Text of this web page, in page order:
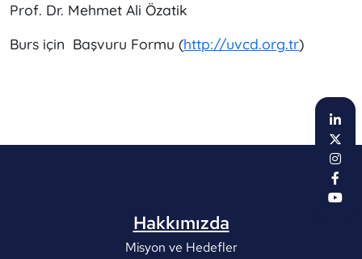
Prof. Dr. Mehmet Ali Özatik
Burs için Başvuru Formu (http://uvcd.org.tr)
Hakkımızda
Misyon ve Hedefler